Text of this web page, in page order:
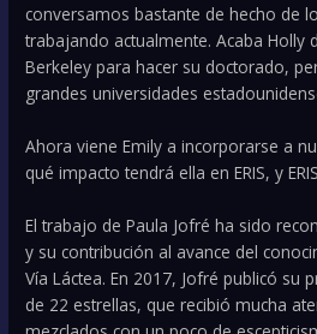
conversamos bastante de hecho de
trabajando actualmente. Acaba Holly
Berkeley para hacer su doctorado,
grandes universidades
Ahora viene Emily a incorporarse a
qué impacto tendrá ella en ERIS, y
El trabajo de Paula Jofré ha sido
y su contribución al avance del
Vía Láctea. En 2017, Jofré publicó su
de 22 estrellas, que recibió mucha